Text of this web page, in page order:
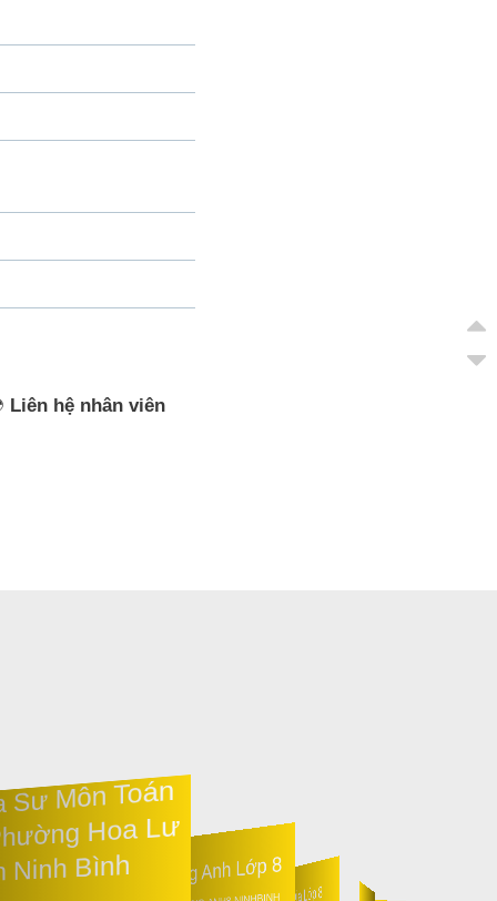
Liên hệ nhân viên
Sư Môn Toán
Hoa Lư
Ninh BìnhMôn Tiếng Anh Lớp 8
Môn Địa Lớp 8